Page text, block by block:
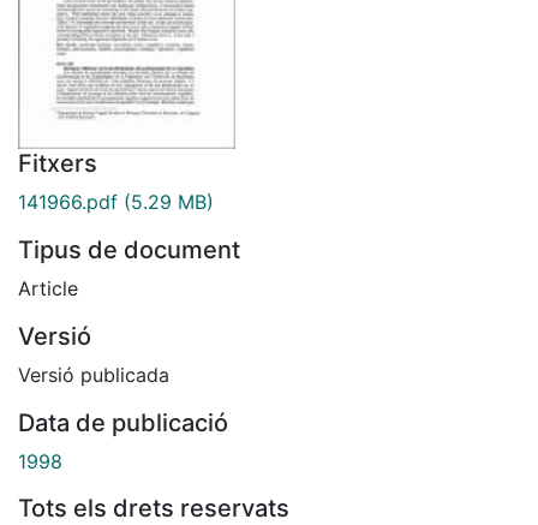
Fitxers
141966.pdf (5.29 MB)
Tipus de document
Article
Versió
Versió publicada
Data de publicació
1998
Tots els drets reservats